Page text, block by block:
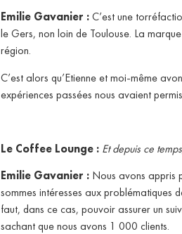
Emilie Gavanier :C’est une
le Gers, non loin de Toulouse. La
région.
C’est alors qu’Etienne et moi-même
expériences passées nous avaient
Le Coffee Lounge : Et depuis ce
Emilie Gavanier : Nous avons appris
sommes intéresses aux problématiques
faut, dans ce cas, pouvoir assurer un
sachant que nous avons 1 000 clients.